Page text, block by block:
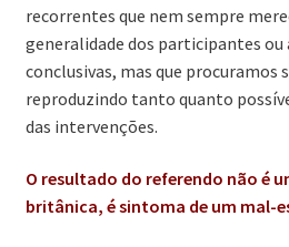
recorrentes que nem sempre
generalidade dos participantes
conclusivas, mas que procuramos
reproduzindo tanto quanto
das intervenções.
O resultado do referendo não é
britânica, é sintoma de um mal-